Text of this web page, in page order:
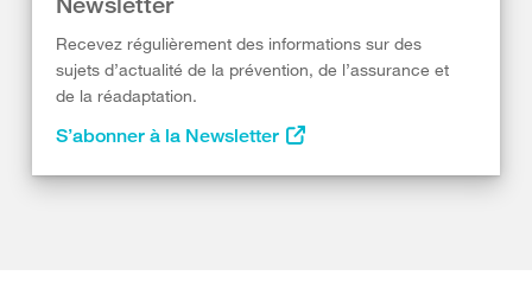
Recevez régulièrement des informations sur des
sujets d’actualité de la prévention, de l’assurance et
de la réadaptation.
S’abonner à la Newsletter